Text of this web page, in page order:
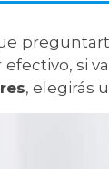
si
, elegirás